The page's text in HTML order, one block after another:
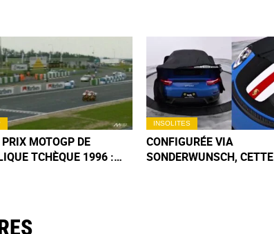
MOTOGP DE
TCHÈQUE 1996 :
INSOLITES
CONFIGURÉE VIA
SONDERWUNSCH, CETTE